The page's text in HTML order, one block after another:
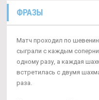
ФРАЗЫ
Матч проходил по
сыграли с каждым
одному разу, а каждая
встретилась с двумя
раза.